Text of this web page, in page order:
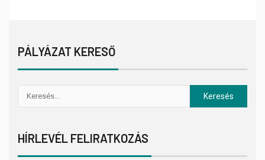
PÁLYÁZAT KERESŐ
HÍRLEVÉL FELIRATKOZÁS